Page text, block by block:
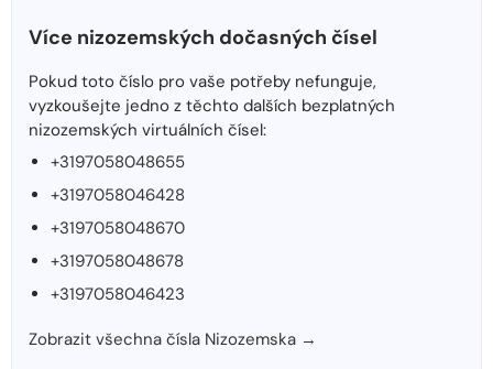
Více nizozemských dočasných čísel
Pokud toto číslo pro vaše potřeby nefunguje,
vyzkoušejte jedno z těchto dalších bezplatných
nizozemských virtuálních čísel:
+3197058048655
+3197058046428
+3197058048670
+3197058048678
+3197058046423
Zobrazit všechna čísla Nizozemska →